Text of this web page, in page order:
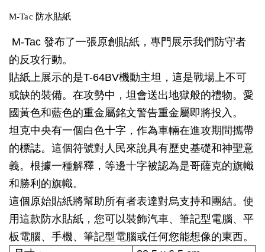
M-Tac 防水貼紙
M-Tac 發布了一張原創貼紙，專門展示我們防守者
的反攻行動。
貼紙上展示的是T-64BV機動主坦，這是戰場上不可
或缺的裝備。在攻勢中，坦會送出地獄般的禮物。愛
國黃色和藍色的重金屬銘文警告重金屬即將投入。
坦克中央有一個白色十字，作為車輛在進攻期間攜帶
的標誌。這個符號對人民來說具有歷史基礎和神聖意
義。根據一種解釋，等邊十字被認為是哥薩克的旗幟
和勝利的旗幟。
這個原始貼紙將幫助所有者表達對烏支持和團結。使
用這款防水貼紙，您可以裝飾汽車、筆記型電腦、平
板電腦、手機、筆記型電腦或任何您能想像的東西。